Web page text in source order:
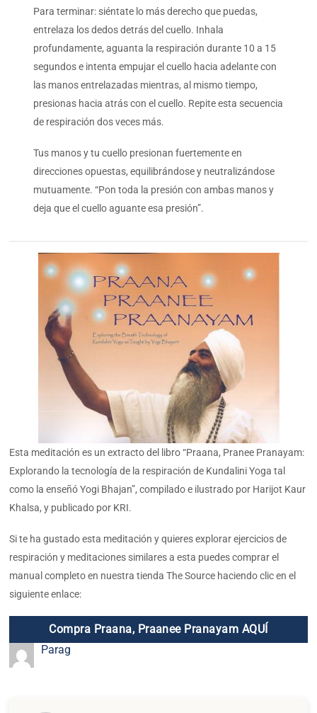
Para terminar: siéntate lo más derecho que puedas,
entrelaza los dedos detrás del cuello. Inhala
profundamente, aguanta la respiración durante 10 a 15
segundos e intenta empujar el cuello hacia adelante con
las manos entrelazadas mientras, al mismo tiempo,
presionas hacia atrás con el cuello. Repite esta secuencia
de respiración dos veces más.
Tus manos y tu cuello presionan fuertemente en
direcciones opuestas, equilibrándose y neutralizándose
mutuamente. “Pon toda la presión con ambas manos y
deja que el cuello aguante esa presión”.
Esta meditación es un extracto del libro “Praana, Pranee Pranayam:
Explorando la tecnología de la respiración de Kundalini Yoga tal
como la enseñó Yogi Bhajan”, compilado e ilustrado por Harijot Kaur
Khalsa, y publicado por KRI.
Si te ha gustado esta meditación y quieres explorar ejercicios de
respiración y meditaciones similares a esta puedes comprar el
manual completo en nuestra tienda The Source haciendo clic en el
siguiente enlace:
Compra Praana, Praanee Pranayam AQUÍ
Parag